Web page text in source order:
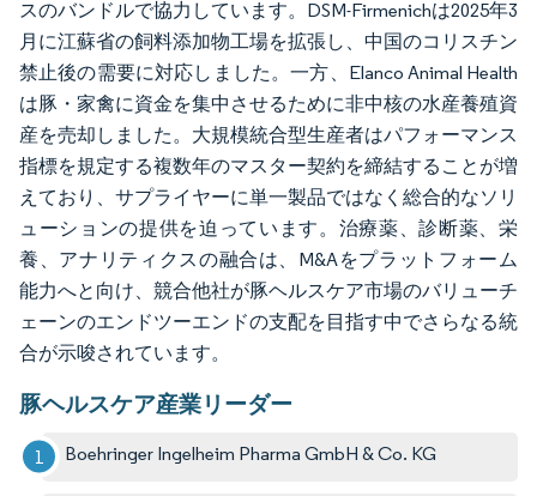
スのバンドルで協力しています。DSM-Firmenichは2025年3
月に江蘇省の飼料添加物工場を拡張し、中国のコリスチン
禁止後の需要に対応しました。一方、Elanco Animal Health
は豚・家禽に資金を集中させるために非中核の水産養殖資
産を売却しました。大規模統合型生産者はパフォーマンス
指標を規定する複数年のマスター契約を締結することが増
えており、サプライヤーに単一製品ではなく総合的なソリ
ューションの提供を迫っています。治療薬、診断薬、栄
養、アナリティクスの融合は、M&Aをプラットフォーム
能力へと向け、競合他社が豚ヘルスケア市場のバリューチ
ェーンのエンドツーエンドの支配を目指す中でさらなる統
合が示唆されています。
豚ヘルスケア産業リーダー
Boehringer Ingelheim Pharma GmbH & Co. KG